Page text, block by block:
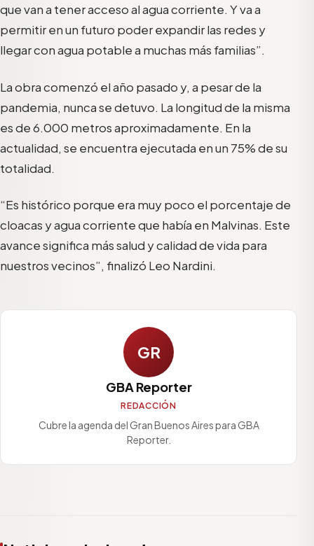
que van a tener acceso al agua corriente. Y va a
permitir en un futuro poder expandir las redes y
llegar con agua potable a muchas más familias”.
La obra comenzó el año pasado y, a pesar de la
pandemia, nunca se detuvo. La longitud de la misma
es de 6.000 metros aproximadamente. En la
actualidad, se encuentra ejecutada en un 75% de su
totalidad.
“Es histórico porque era muy poco el porcentaje de
cloacas y agua corriente que había en Malvinas. Este
avance significa más salud y calidad de vida para
nuestros vecinos”, finalizó Leo Nardini.
GR
GBA Reporter
REDACCIÓN
Cubre la agenda del Gran Buenos Aires para GBA
Reporter.